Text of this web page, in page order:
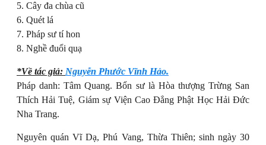
5. Cây đa chùa cũ
6. Quét lá
7. Pháp sư tí hon
8. Nghề đuổi quạ
*Về tác giả: Nguyễn Phước Vĩnh Hảo.
Pháp danh: Tâm Quang. Bổn sư là Hòa thượng Trừng San
Thích Hải Tuệ, Giám sự Viện Cao Đẳng Phật Học Hải Đức
Nha Trang.
Nguyên quán Vĩ Dạ, Phú Vang, Thừa Thiên; sinh ngày 30